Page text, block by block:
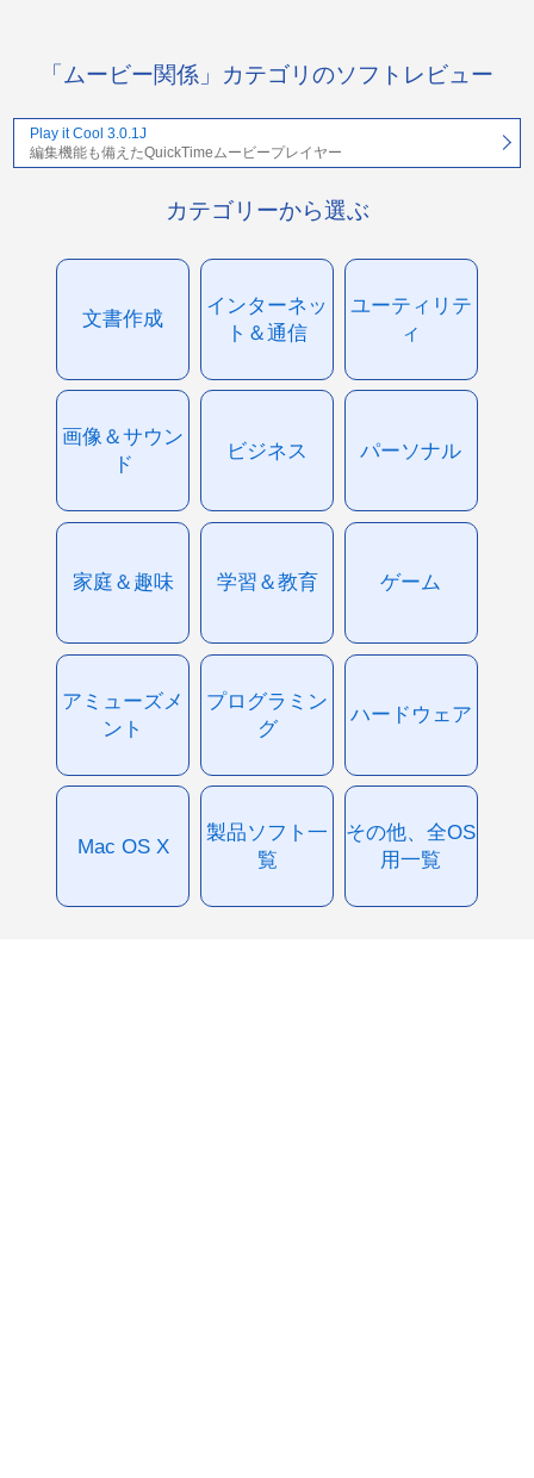
「ムービー関係」カテゴリのソフトレビュー
Play it Cool 3.0.1J
編集機能も備えたQuickTimeムービープレイヤー
カテゴリーから選ぶ
文書作成
インターネッ
ト＆通信
ユーティリテ
ィ
画像＆サウン
ド
ビジネス パーソナル
家庭＆趣味 学習＆教育 ゲーム
アミューズメ
ント
プログラミン
グ
ハードウェア
Mac OS X
製品ソフト一
覧
その他、全OS
用一覧